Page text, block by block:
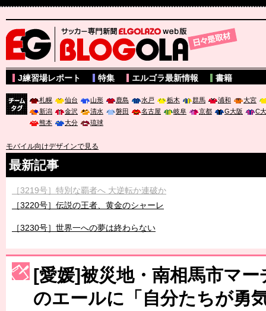
サッカー専門新聞ELGOLAZO web版 BLOGOLA
J練習場レポート 特集 エルゴラ最新情報 書籍
札幌 仙台 山形 鹿島 水戸 栃木 群馬 浦和
大宮
新潟
金沢 清水 磐田 名古屋 岐阜 京都 G大阪
C
熊本
大分 琉球
モバイル向けデザインで見る
最新記事
［3219号］特別な覇者へ 大逆転か連破か
［3220号］伝説の王者、黄金のシャーレ
［3230号］世界一への夢は終わらない
［3223号］一丸。日本出陣
［3222号］史上最大のW杯開幕 注目は「個」
長谷川 アーリアジャスールさんがシンポジウム「気候変動から命
[愛媛]被災地・南相馬市マ
のエールに「自分たちが勇